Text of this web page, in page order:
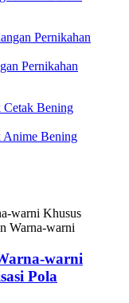
Pernikahan
Bening
warni
Pola